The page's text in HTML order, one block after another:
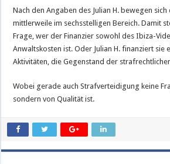
Nach den Angaben des Julian H. bewegen
mittlerweile im sechsstelligen Bereich. Damit
Frage, wer der Finanzier sowohl des Ibiza-
Anwaltskosten ist. Oder Julian H. finanziert sie
Aktivitäten, die Gegenstand der
Wobei gerade auch Strafverteidigung keine
sondern von Qualität ist.